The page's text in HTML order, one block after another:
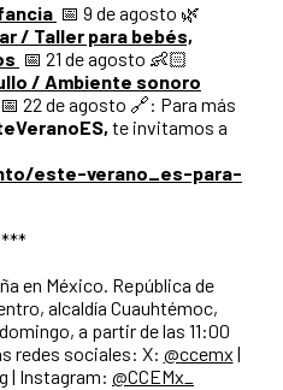
📅 9 de agosto 🌿
/ Taller para bebés,
📅 21 de agosto 👶🏻
/ Ambiente sonoro
📅 22 de agosto 🔗: Para más
te invitamos a
este-verano_es-para-
***
en México. República de
alcaldía Cuauhtémoc,
a partir de las 11:00
redes sociales: X: @ccemx |
| Instagram: @CCEMx_